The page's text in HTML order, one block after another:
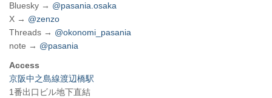
Bluesky → @pasania.osaka
X → @zenzo
Threads → @okonomi_pasania
note → @pasania
Access
京阪中之島線渡辺橋駅
1番出口ビル地下直結